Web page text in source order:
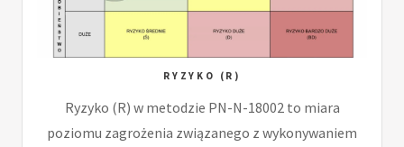
RYZYKO (R)
Ryzyko (R) w metodzie PN-N-18002 to miara
poziomu zagrożenia związanego z wykonywaniem